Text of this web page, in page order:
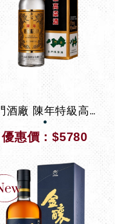
金門酒廠 陳年特級高粱酒黑金剛 2026
優惠價：$5780